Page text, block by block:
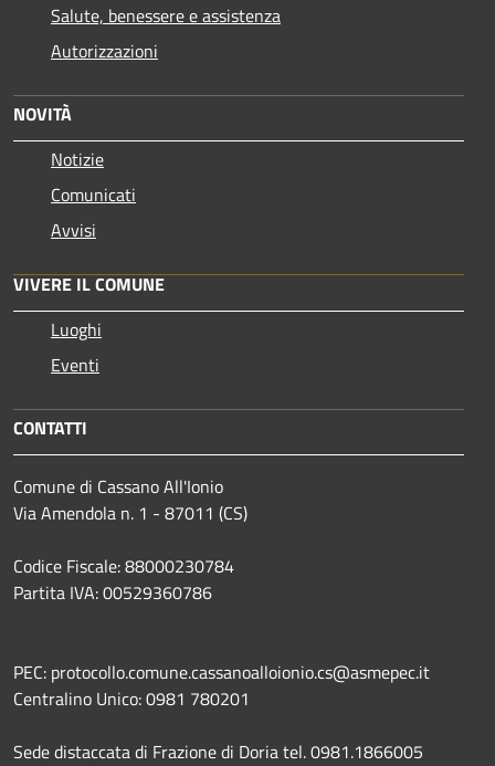
Salute, benessere e assistenza
Autorizzazioni
NOVITÀ
Notizie
Comunicati
Avvisi
VIVERE IL COMUNE
Luoghi
Eventi
CONTATTI
Comune di Cassano All'Ionio
Via Amendola n. 1 - 87011 (CS)
Codice Fiscale: 88000230784
Partita IVA: 00529360786
PEC: protocollo.comune.cassanoalloionio.cs@asmepec.it
Centralino Unico: 0981 780201
Sede distaccata di Frazione di Doria tel. 0981.1866005